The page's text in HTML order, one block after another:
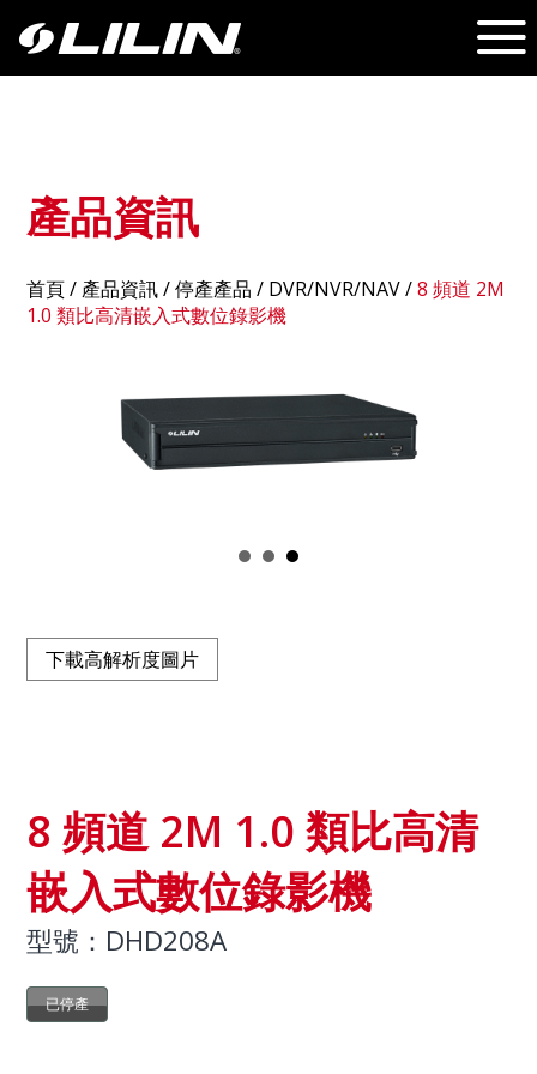
產品資訊
首頁/產品資訊/ 停產產品 / DVR/NVR/NAV/8 頻道 2M
1.0 類比高清嵌入式數位錄影機
下載高解析度圖片
8 頻道 2M 1.0 類比高清
嵌入式數位錄影機
型號：DHD208A
已停產